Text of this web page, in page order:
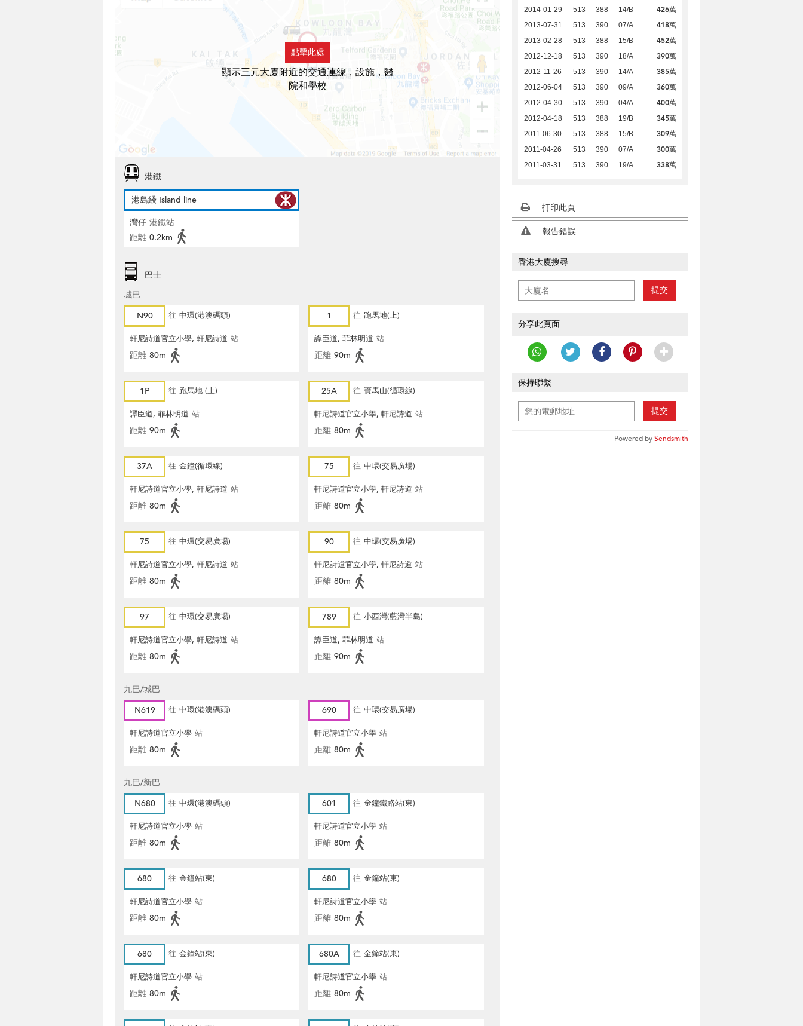
點擊此處
顯示三元大廈附近的交通連線，設施，醫
院和學校
港鐵
港島綫 Island line
灣仔 港鐵站
距離 0.2km
巴士
城巴
N90
往 中環(港澳碼頭)
軒尼詩道官立小學, 軒尼詩道 站
距離 80m
1 往 跑馬地(上)
譚臣道, 菲林明道 站
距離 90m
1P 往 跑馬地 (上)
譚臣道, 菲林明道 站
距離 90m
25A 往 寶馬山(循環線)
軒尼詩道官立小學, 軒尼詩道 站
距離 80m
37A 往 金鐘(循環線)
軒尼詩道官立小學, 軒尼詩道 站
距離 80m
75 往 中環(交易廣場)
軒尼詩道官立小學, 軒尼詩道 站
距離 80m
75 往 中環(交易廣場)
軒尼詩道官立小學, 軒尼詩道 站
距離 80m
90 往 中環(交易廣場)
軒尼詩道官立小學, 軒尼詩道 站
距離 80m
97 往 中環(交易廣場)
軒尼詩道官立小學, 軒尼詩道 站
距離 80m
789 往 小西灣(藍灣半島)
譚臣道, 菲林明道 站
距離 90m
九巴/城巴
N619
往 中環(港澳碼頭)
軒尼詩道官立小學 站
距離 80m
690 往 中環(交易廣場)
軒尼詩道官立小學 站
距離 80m
九巴/新巴
N680
往 中環(港澳碼頭)
軒尼詩道官立小學 站
距離 80m
601 往 金鐘鐵路站(東)
軒尼詩道官立小學 站
距離 80m
680 往 金鐘站(東)
軒尼詩道官立小學 站
距離 80m
680 往 金鐘站(東)
軒尼詩道官立小學 站
距離 80m
680 往 金鐘站(東)
軒尼詩道官立小學 站
距離 80m
680A 往 金鐘站(東)
軒尼詩道官立小學 站
距離 80m
2014-01-29 513 388 14/B 426萬
2013-07-31 513 390 07/A 418萬
2013-02-28 513 388 15/B 452萬
2012-12-18 513 390 18/A 390萬
2012-11-26 513 390 14/A 385萬
2012-06-04 513 390 09/A 360萬
2012-04-30 513 390 04/A 400萬
2012-04-18 513 388 19/B 345萬
2011-06-30 513 388 15/B 309萬
2011-04-26 513 390 07/A 300萬
2011-03-31 513 390 19/A 338萬
打印此頁
報告錯誤
香港大廈搜尋
提交
分享此頁面
保持聯繫
提交
Powered bySendsmith